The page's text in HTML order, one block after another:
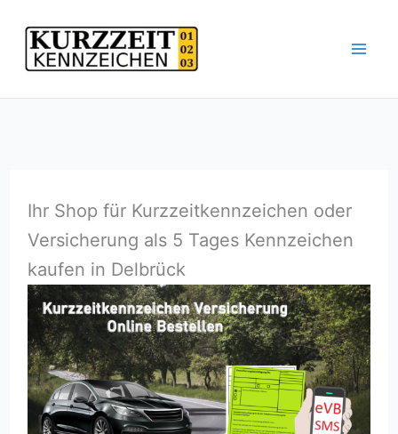
Inhalt
springen
Ihr Shop für Kurzzeitkennzeichen oder
Versicherung als 5 Tages Kennzeichen
kaufen in Delbrück